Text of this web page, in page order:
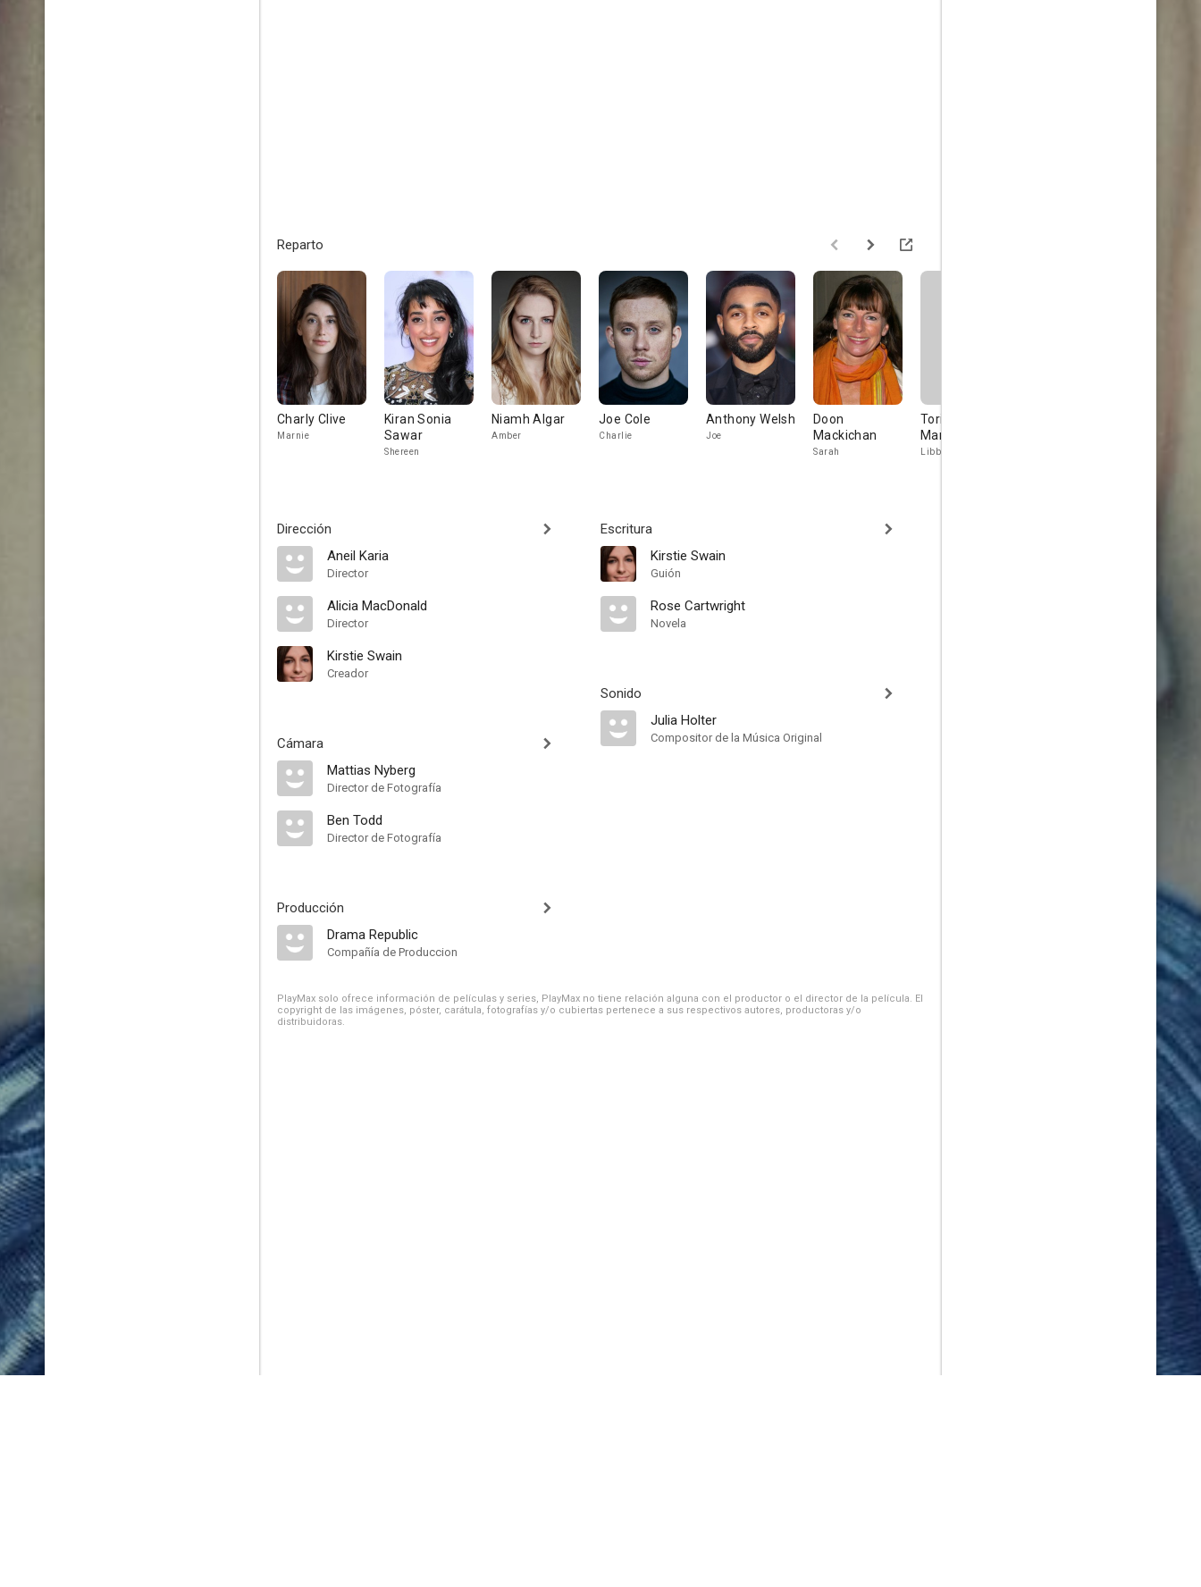
Reparto
Charly Clive
Marnie
Kiran Sonia
Sawar
Shereen
Niamh Algar
Amber
Joe Cole
Charlie
Anthony Welsh
Joe
Doon
Mackichan
Sarah
Tori Allen-
Martin
Libby
Dirección
Aneil Karia
Director
Alicia MacDonald
Director
Kirstie Swain
Creador
Cámara
Mattias Nyberg
Director de Fotografía
Ben Todd
Director de Fotografía
Producción
Drama Republic
Compañía de Produccion
Escritura
Kirstie Swain
Guión
Rose Cartwright
Novela
Sonido
Julia Holter
Compositor de la Música Original
PlayMax solo ofrece información de películas y series, PlayMax no tiene relación alguna con el productor o el director de la película. El
copyright de las imágenes, póster, carátula, fotografías y/o cubiertas pertenece a sus respectivos autores, productoras y/o
distribuidoras.